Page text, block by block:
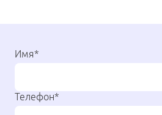
Имя*
Телефон*